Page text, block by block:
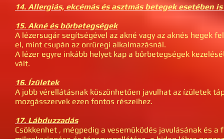
14. Allergiás, ekcémás és asztmás betegek esetében
15. Akné és bőrbetegségek
A lézersugár segítségével az akné vagy az aknés hegek
el, mint csupán az orrüregi alkalmazásnál.
A lézer egyre inkább helyet kap a bőrbetegségek
vált.
16. Ízületek
A jobb vérellátásnak köszönhetően javulhat az ízületek
mozgásszervek ezen fontos részeihez.
17. Lábduzzadás
Csökkenhet , mégpedig a veseműködés javulásának és